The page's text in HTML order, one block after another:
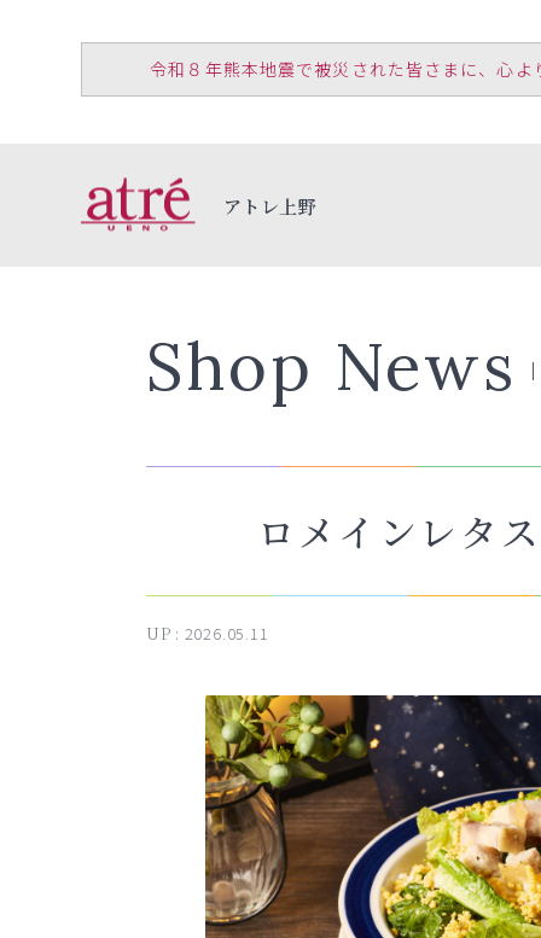
令和８年熊本地震で被災された皆さまに、心
アトレ上野
Shop News
ロメインレタ
UP : 2026.05.11